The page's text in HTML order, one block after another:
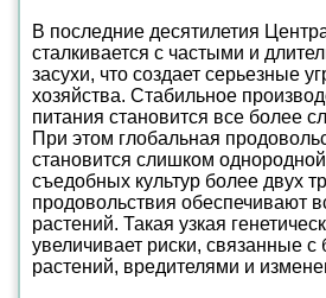
В последние десятилетия
сталкивается с частыми и
засухи, что создает серьезные
хозяйства. Стабильное
питания становится все более
При этом глобальная
становится слишком
съедобных культур более двух
продовольствия обеспечивают
растений. Такая узкая
увеличивает риски, связанные с
растений, вредителями и